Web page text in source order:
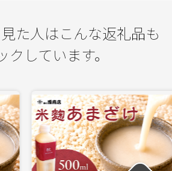
た人はこんな返礼品も
クしています。